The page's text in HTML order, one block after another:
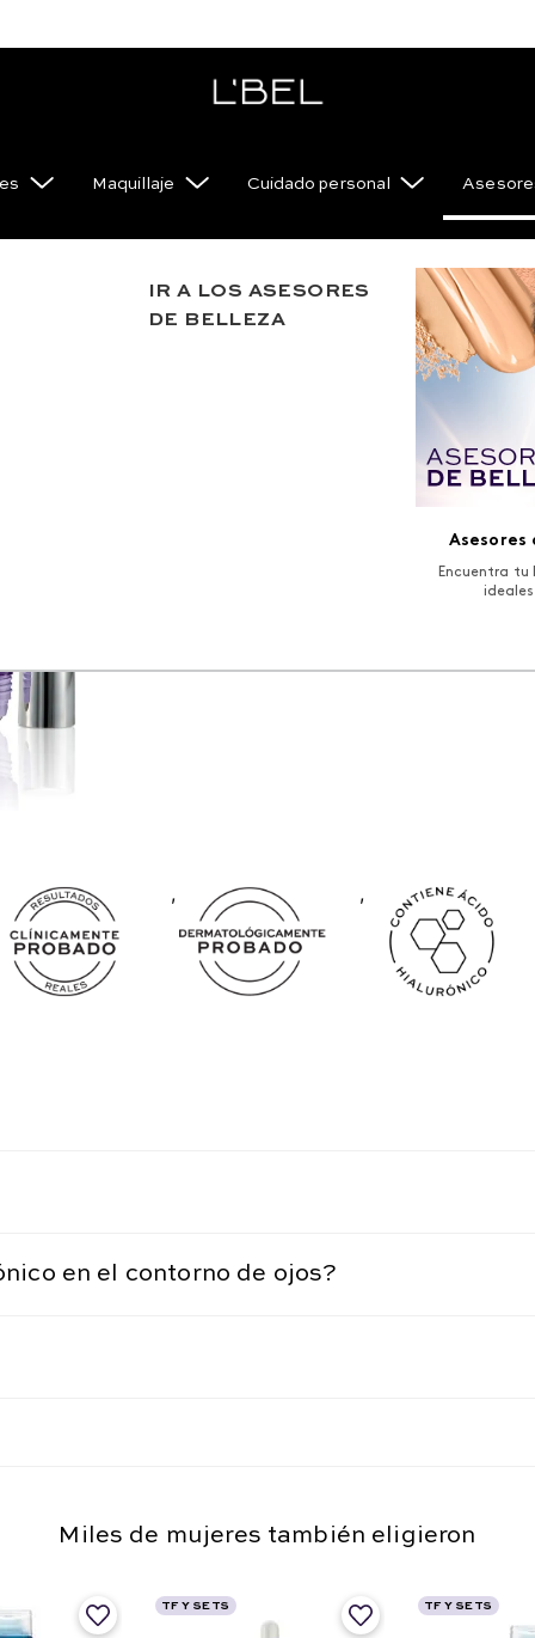
Maquillaje Cuidado personal
IR A LOS ASESORES
DE BELLEZA
Asesores
Encuentra tu
ojeras y
ácido
TF Y SETS
Tratamiento
00
, ,
en el contorno de ojos?
Miles de mujeres también eligieron
TF Y SETS TF Y SETS